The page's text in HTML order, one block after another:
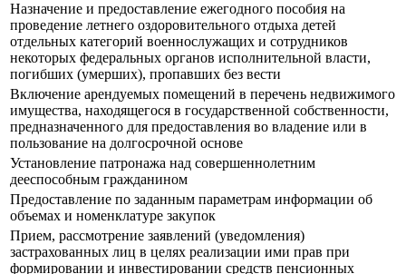
Назначение и предоставление ежегодного пособия на
проведение летнего оздоровительного отдыха детей
отдельных категорий военнослужащих и сотрудников
некоторых федеральных органов исполнительной власти,
погибших (умерших), пропавших без вести
Включение арендуемых помещений в перечень недвижимого
имущества, находящегося в государственной собственности,
предназначенного для предоставления во владение или в
пользование на долгосрочной основе
Установление патронажа над совершеннолетним
дееспособным гражданином
Предоставление по заданным параметрам информации об
объемах и номенклатуре закупок
Прием, рассмотрение заявлений (уведомления)
застрахованных лиц в целях реализации ими прав при
формировании и инвестировании средств пенсионных